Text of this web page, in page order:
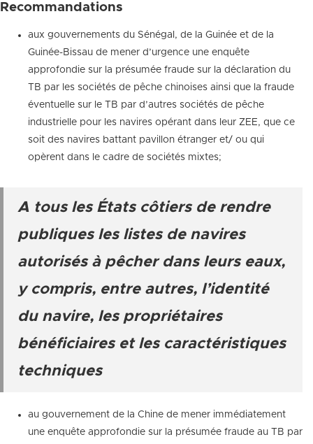
Recommandations
aux gouvernements du Sénégal, de la Guinée et de la
Guinée-Bissau de mener d’urgence une enquête
approfondie sur la présumée fraude sur la déclaration du
TB par les sociétés de pêche chinoises ainsi que la fraude
éventuelle sur le TB par d’autres sociétés de pêche
industrielle pour les navires opérant dans leur ZEE, que ce
soit des navires battant pavillon étranger et/ ou qui
opèrent dans le cadre de sociétés mixtes;
A tous les États côtiers de rendre
publiques les listes de navires
autorisés à pêcher dans leurs eaux,
y compris, entre autres, l’identité
du navire, les propriétaires
bénéficiaires et les caractéristiques
techniques
au gouvernement de la Chine de mener immédiatement
une enquête approfondie sur la présumée fraude au TB par